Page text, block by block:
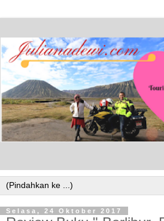
Selasa, 24 Oktober 2017